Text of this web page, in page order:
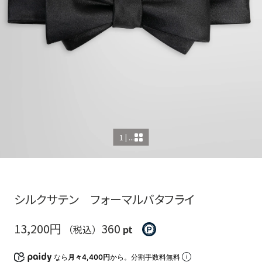
1 | ...
シルクサテン フォーマルバタフライ
13,200円
（税込） 360 pt
なら 月々4,400円から。分割手数料無料